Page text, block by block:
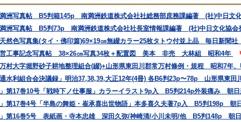
洲写真帖 B5判箱145p 南満洲鉄道株式会社社総務部庶務課編著 (社)中日文
洲写真帖 B5判73p 南満洲鉄道株式会社社長室情報課編著 (社)中日文化協
然色写真集(タイ・佛印篇)69×19㎝無綴カラー25枚タトウ付並上品 毎日新聞
営工事記念写真帖 38×26㎝写真34枚＋配置図 美本 非売 大林組 昭和4年
村大字堀野砂子耕地整理組合(綴)+山形県東田川郡常万村條例・規程 昭和7年
通水利組合会決議録」明治37,38,39,大正12年(4冊) 各B6判23p〜78p 山形県東田
」第17巻10号「戦時下ノ仕事服」カラーイラスト9p入 B5判214p外装痛み 朝
」第17巻4号「半島の舞姫・崔承喜出世物語」本多喜久夫著7p入 B5判198p
」第16巻5号 表紙画・寺本忠雄 深田久弥/神崎清/小川未明/他 B5判148p 朝